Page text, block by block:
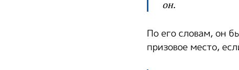
он.
По его словам, он
призовое место,